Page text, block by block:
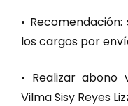
•
los cargos por
• Realizar abono
Vilma Sisy Reyes